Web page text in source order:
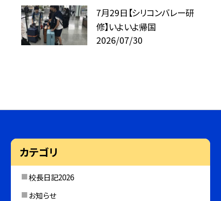
7月29日【シリコンバレー研
修】いよいよ帰国
2026/07/30
カテゴリ
校長日記2026
お知らせ